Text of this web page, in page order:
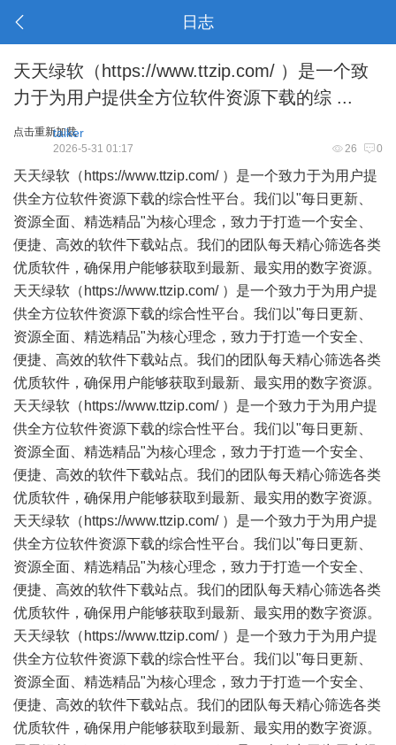
日志
天天绿软（https://www.ttzip.com/ ）是一个致
力于为用户提供全方位软件资源下载的综 ...
点击重新加载
taiker
26 0
2026-5-31 01:17
天天绿软（https://www.ttzip.com/ ）是一个致力于为用户提
供全方位软件资源下载的综合性平台。我们以"每日更新、
资源全面、精选精品"为核心理念，致力于打造一个安全、
便捷、高效的软件下载站点。我们的团队每天精心筛选各类
优质软件，确保用户能够获取到最新、最实用的数字资源。
天天绿软（https://www.ttzip.com/ ）是一个致力于为用户提
供全方位软件资源下载的综合性平台。我们以"每日更新、
资源全面、精选精品"为核心理念，致力于打造一个安全、
便捷、高效的软件下载站点。我们的团队每天精心筛选各类
优质软件，确保用户能够获取到最新、最实用的数字资源。
天天绿软（https://www.ttzip.com/ ）是一个致力于为用户提
供全方位软件资源下载的综合性平台。我们以"每日更新、
资源全面、精选精品"为核心理念，致力于打造一个安全、
便捷、高效的软件下载站点。我们的团队每天精心筛选各类
优质软件，确保用户能够获取到最新、最实用的数字资源。
天天绿软（https://www.ttzip.com/ ）是一个致力于为用户提
供全方位软件资源下载的综合性平台。我们以"每日更新、
资源全面、精选精品"为核心理念，致力于打造一个安全、
便捷、高效的软件下载站点。我们的团队每天精心筛选各类
优质软件，确保用户能够获取到最新、最实用的数字资源。
天天绿软（https://www.ttzip.com/ ）是一个致力于为用户提
供全方位软件资源下载的综合性平台。我们以"每日更新、
资源全面、精选精品"为核心理念，致力于打造一个安全、
便捷、高效的软件下载站点。我们的团队每天精心筛选各类
优质软件，确保用户能够获取到最新、最实用的数字资源。